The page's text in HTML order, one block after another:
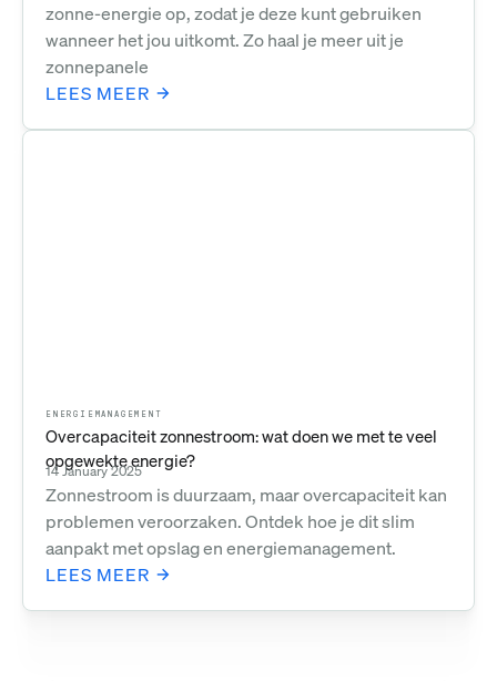
zonne-energie op, zodat je deze kunt gebruiken
wanneer het jou uitkomt. Zo haal je meer uit je
zonnepanele
LEES MEER
ENERGIEMANAGEMENT
Overcapaciteit zonnestroom: wat doen we met te veel
opgewekte energie?
14 January 2025
Zonnestroom is duurzaam, maar overcapaciteit kan
problemen veroorzaken. Ontdek hoe je dit slim
aanpakt met opslag en energiemanagement.
LEES MEER